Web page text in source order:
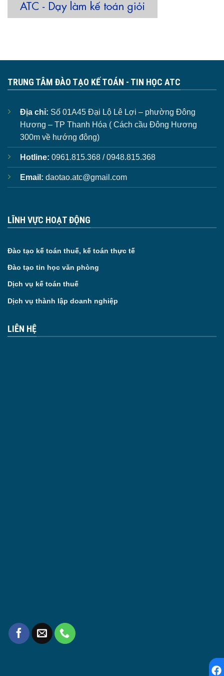
TRUNG TÂM ĐÀO TẠO KẾ TOÁN - TIN HỌC ATC
Địa chỉ: Số 01A45 Đại Lộ Lê Lợi – phường Đông
Hương – TP Thanh Hóa ( Cách cầu Đông Hương
300m về hướng đông)
Hotline: 0961.815.368 / 0948.815.368
Email: daotao.atc@gmail.com
LĨNH VỰC HOẠT ĐỘNG
Đào tạo kế toán thuế, kế toán thực tế
Đào tạo tin học văn phòng
Dịch vụ kế toán thuế
Dịch vụ thành lập doanh nghiệp
LIÊN HỆ